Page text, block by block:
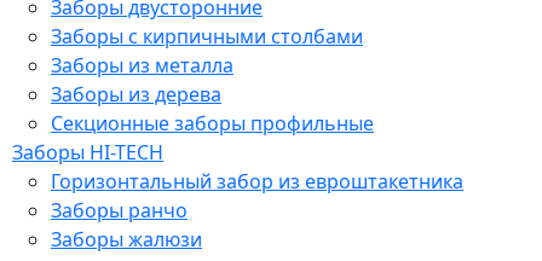
Заборы двусторонние
Заборы с кирпичными столбами
Заборы из металла
Заборы из дерева
Секционные заборы профильные
Заборы HI-TECH
Горизонтальный забор из евроштакетника
Заборы ранчо
Заборы жалюзи